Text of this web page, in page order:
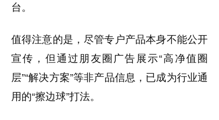
台。
值得注意的是，尽管专户产品本身不能公开
宣传，但通过朋友圈广告展示“高净值圈
层”“解决方案”等非产品信息，已成为行业通
用的“擦边球”打法。